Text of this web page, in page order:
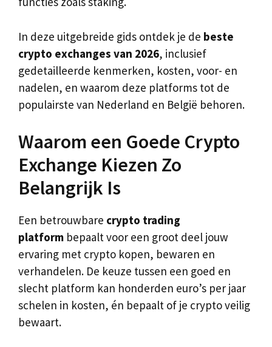
In deze uitgebreide gids ontdek je de beste
crypto exchanges van 2026, inclusief
gedetailleerde kenmerken, kosten, voor- en
nadelen, en waarom deze platforms tot de
populairste van Nederland en België behoren.
Waarom een Goede Crypto
Exchange Kiezen Zo
Belangrijk Is
Een betrouwbare crypto trading
platform bepaalt voor een groot deel jouw
ervaring met crypto kopen, bewaren en
verhandelen. De keuze tussen een goed en
slecht platform kan honderden euro’s per jaar
schelen in kosten, én bepaalt of je crypto veilig
bewaart.